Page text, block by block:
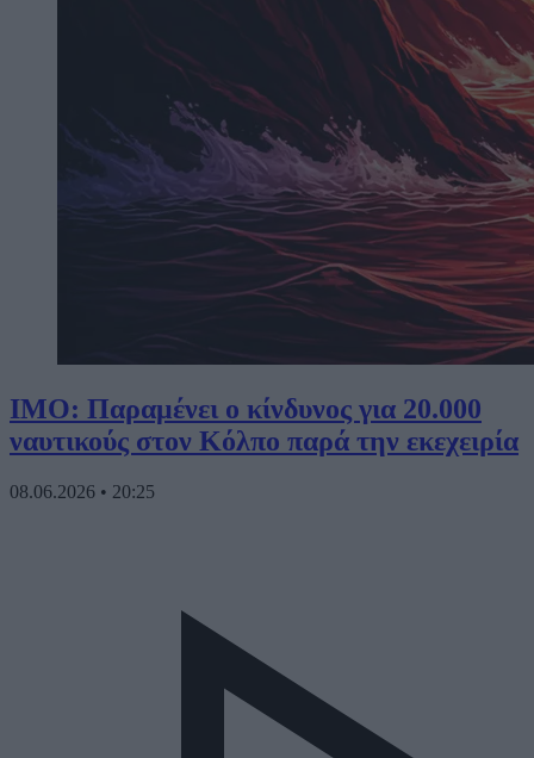
IMO: Παραμένει ο κίνδυνος για 20.000
ναυτικούς στον Κόλπο παρά την εκεχειρία
08.06.2026 • 20:25